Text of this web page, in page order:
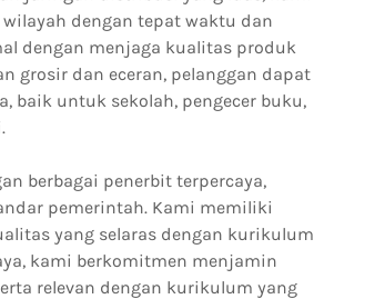
dengan tepat waktu dan
dengan menjaga kualitas produk
grosir dan eceran, pelanggan dapat
baik untuk sekolah, pengecer buku,
berbagai penerbit terpercaya,
pemerintah. Kami memiliki
yang selaras dengan kurikulum
kami berkomitmen menjamin
relevan dengan kurikulum yang